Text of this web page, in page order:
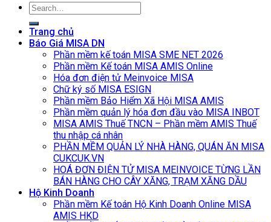
Search
for:
Trang chủ
Báo Giá MISA DN
Phần mềm kế toán MISA SME NET 2026
Phần mềm Kế toán MISA AMIS Online
Hóa đơn điện tử Meinvoice MISA
Chữ ký số MISA ESIGN
Phần mềm Bảo Hiểm Xã Hội MISA AMIS
Phần mềm quản lý hóa đơn đầu vào MISA INBOT
MISA AMIS Thuế TNCN – Phần mềm AMIS Thuế
thu nhập cá nhân
PHẦN MỀM QUẢN LÝ NHÀ HÀNG, QUÁN ĂN MISA
CUKCUK.VN
HOÁ ĐƠN ĐIỆN TỬ MISA MEINVOICE TỪNG LẦN
BÁN HÀNG CHO CÂY XĂNG, TRẠM XĂNG DẦU
Hộ Kinh Doanh
Phần mềm Kế toán Hộ Kinh Doanh Online MISA
AMIS HKD